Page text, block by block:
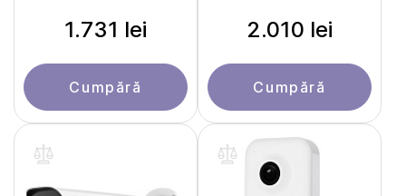
1.731 lei
Cumpără
2.010 lei
Cumpără